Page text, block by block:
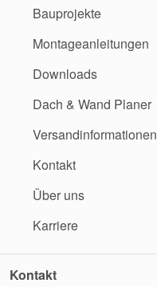
Bauprojekte
Montageanleitungen
Downloads
Dach & Wand Planer
Versandinformationen
Kontakt
Über uns
Karriere
Kontakt